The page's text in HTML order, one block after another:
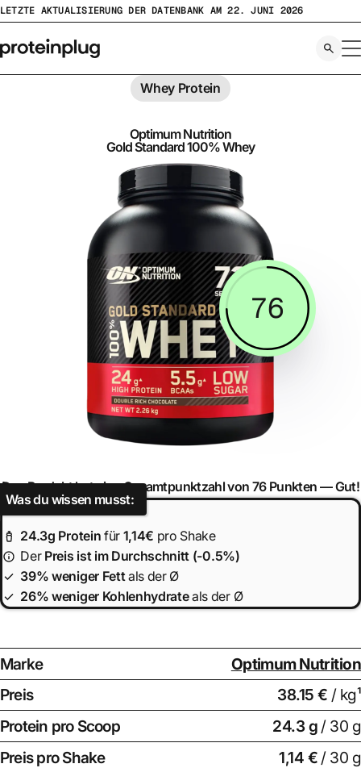
Zum
springen
LETZTE AKTUALISIERUNG DER DATENBANK AM 22. JUNI 2026
Whey Protein
Optimum Nutrition
Gold Standard 100% Whey
76
Das Produkt hat eine Gesamtpunktzahl von 76 Punkten —Gut!
Was du wissen musst:
24.3g Protein für 1,14€ pro Shake
Der Preis ist im Durchschnitt (-0.5%)
39% weniger Fettals der Ø
26% weniger Kohlenhydrateals der Ø
Marke
Optimum Nutrition
Preis
38.15 € / kg¹
Protein pro Scoop
24.3g / 30 g
Preis pro Shake
1,14 € / 30 g